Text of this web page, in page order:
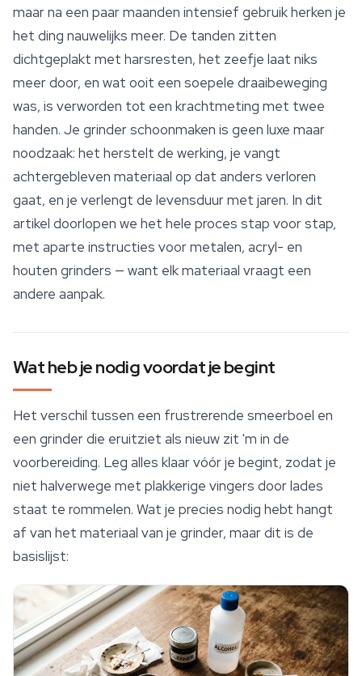
maar na een paar maanden intensief gebruik herken je
het ding nauwelijks meer. De tanden zitten
dichtgeplakt met harsresten, het zeefje laat niks
meer door, en wat ooit een soepele draaibeweging
was, is verworden tot een krachtmeting met twee
handen. Je grinder schoonmaken is geen luxe maar
noodzaak: het herstelt de werking, je vangt
achtergebleven materiaal op dat anders verloren
gaat, en je verlengt de levensduur met jaren. In dit
artikel doorlopen we het hele proces stap voor stap,
met aparte instructies voor metalen, acryl- en
houten grinders — want elk materiaal vraagt een
andere aanpak.
Wat heb je nodig voordat je begint
Het verschil tussen een frustrerende smeerboel en
een grinder die eruitziet als nieuw zit 'm in de
voorbereiding. Leg alles klaar vóór je begint, zodat je
niet halverwege met plakkerige vingers door lades
staat te rommelen. Wat je precies nodig hebt hangt
af van het materiaal van je grinder, maar dit is de
basislijst: